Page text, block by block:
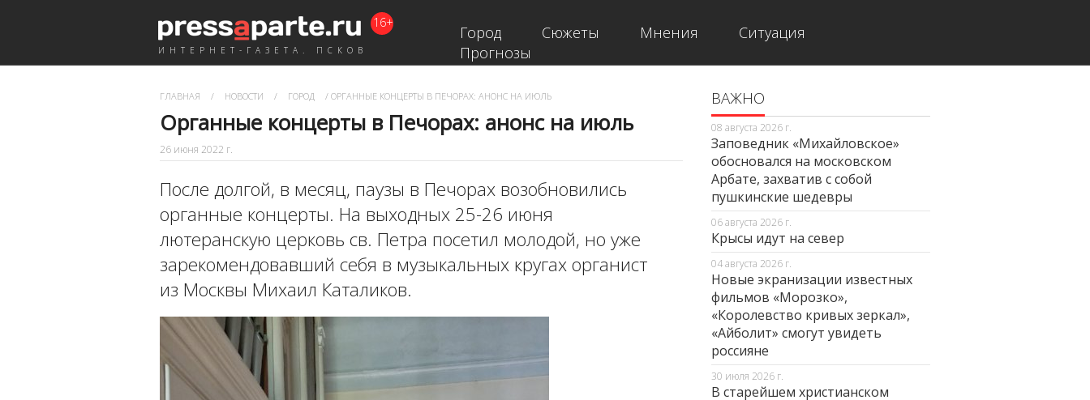
ИНТЕРНЕТ-ГАЗЕТА. ПСКОВ
16+
Город Сюжеты Мнения
Ситуация
Прогнозы
ГЛАВНАЯ / НОВОСТИ / ГОРОД / ОРГАННЫЕ КОНЦЕРТЫ В ПЕЧОРАХ: АНОНС НА ИЮЛЬ
Органные концерты в Печорах: анонс на июль
26 июня 2022 г.
После долгой, в месяц, паузы в Печорах возобновились
органные концерты. На выходных 25-26 июня
лютеранскую церковь св. Петра посетил молодой, но уже
зарекомендовавший себя в музыкальных кругах органист
из Москвы Михаил Каталиков.
ВАЖНО
08 августа 2026 г.
Заповедник «Михайловское»
обосновался на московском
Арбате, захватив с собой
пушкинские шедевры
06 августа 2026 г.
Крысы идут на север
04 августа 2026 г.
Новые экранизации известных
фильмов «Морозко»,
«Королевство кривых зеркал»,
«Айболит» смогут увидеть
россияне
30 июля 2026 г.
В старейшем христианском